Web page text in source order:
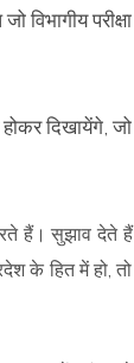
परीक्षा
दिखायेंगे, जो
हैं। सुझाव देते हैं
के हित में हो, तो